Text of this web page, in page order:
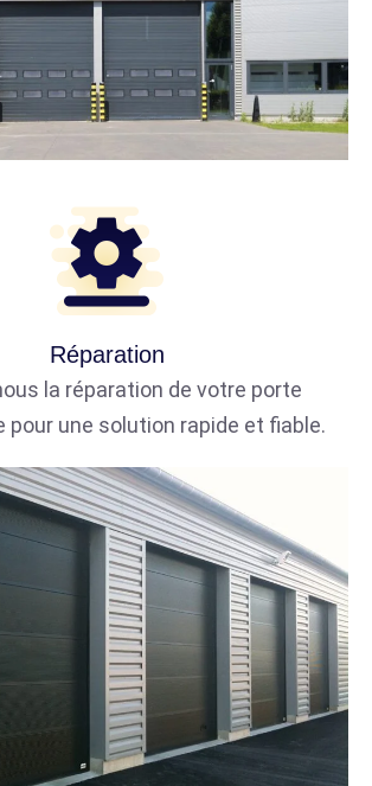
Réparation
la réparation de votre porte
pour une solution rapide et fiable.